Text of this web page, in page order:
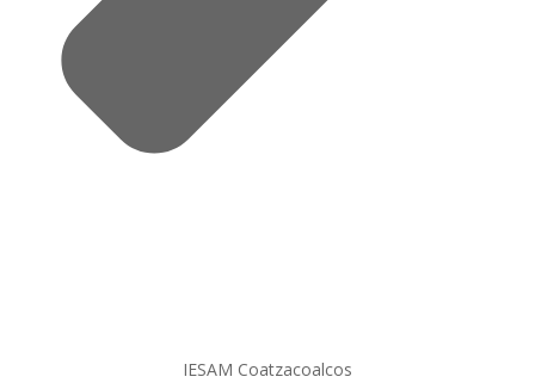
IESAM Coatzacoalcos